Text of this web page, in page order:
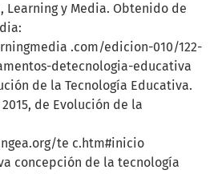
Learning y Media. Obtenido de
.com/edicion-010/122-
detecnologia-educativa
de la Tecnología Educativa.
de Evolución de la
te c.htm#inicio
concepción de la tecnología